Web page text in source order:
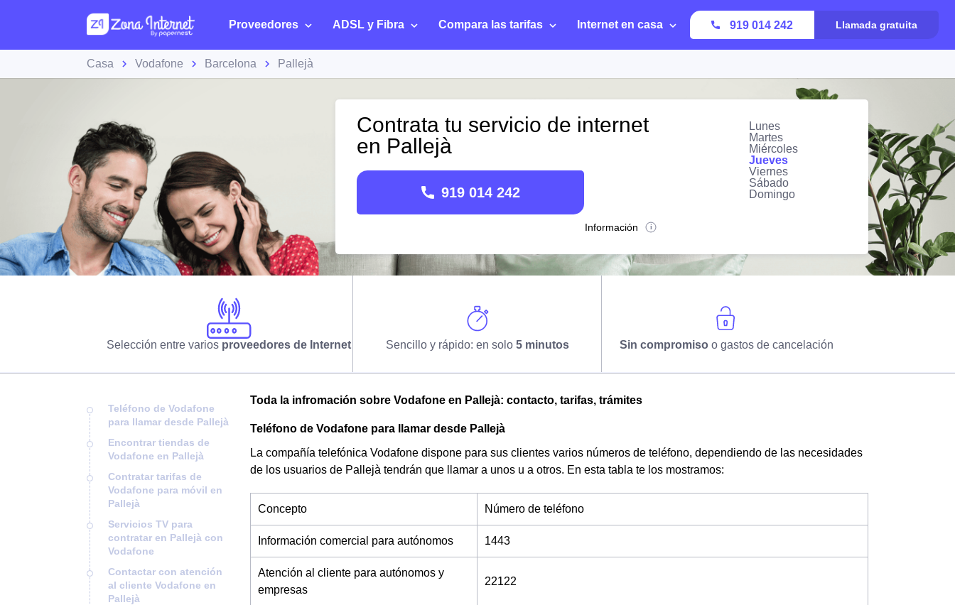
Proveedores ADSL y Fibra Compara las tarifas Internet en casa 919 014 242 Llamada gratuita
Casa Vodafone Barcelona Pallejà
Contrata tu servicio de internet
en Pallejà
919 014 242
Información
Lunes
Martes
Miércoles
Jueves
Viernes
Sábado
Domingo
Selección entre varios proveedores de Internet Sencillo y rápido: en solo 5 minutos Sin compromiso o gastos de cancelación
Teléfono de Vodafone
para llamar desde Pallejà
Encontrar tiendas de
Vodafone en Pallejà
Contratar tarifas de
Vodafone para móvil en
Pallejà
Servicios TV para
contratar en Pallejà con
Vodafone
Contactar con atención
al cliente Vodafone en
Pallejà
Toda la infromación sobre Vodafone en Pallejà: contacto, tarifas, trámites
Teléfono de Vodafone para llamar desde Pallejà
La compañía telefónica Vodafone dispone para sus clientes varios números de teléfono, dependiendo de las necesidades
de los usuarios de Pallejà tendrán que llamar a unos u a otros. En esta tabla te los mostramos:
Concepto Número de teléfono
Información comercial para autónomos 1443
Atención al cliente para autónomos y
empresas
22122